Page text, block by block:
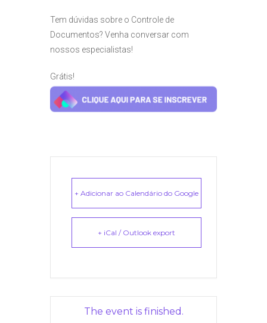
Tem dúvidas sobre o Controle de
Documentos? Venha conversar com
nossos especialistas!
Grátis!
+ Adicionar ao Calendário do Google
+ iCal / Outlook export
The event is finished.